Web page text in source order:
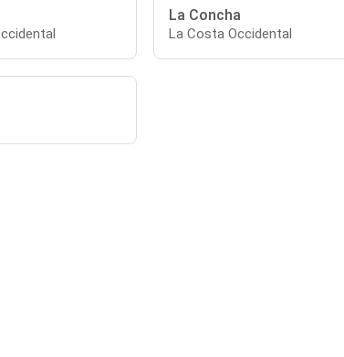
La Concha
La Costa Occidental